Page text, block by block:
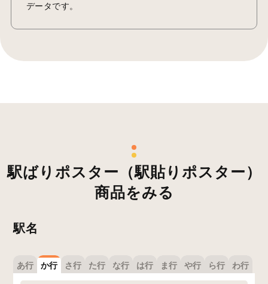
データです。
駅ばりポスター（駅貼りポスター）
商品をみる
駅名
あ行 か行 さ行 た行 な行 は行 ま行 や行 ら行 わ行